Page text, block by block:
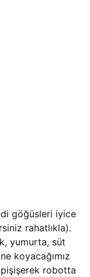
göğüsleri iyice
rahatlıkla).
yumurta, süt
koyacağımız
pişişerek robotta